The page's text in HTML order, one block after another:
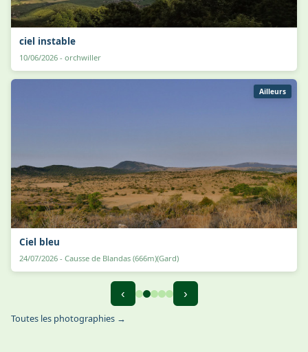
ciel instable
10/06/2026 - orchwiller
Ailleurs
Ciel bleu
24/07/2026 - Causse de Blandas (666m)(Gard)
‹ ›
Toutes les photographies →